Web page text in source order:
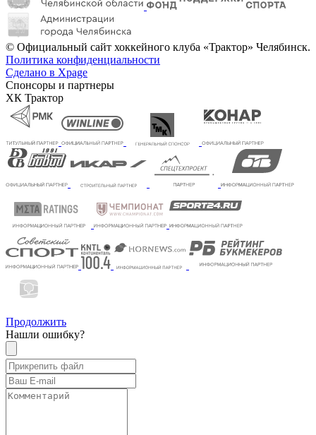
© Официальный сайт хоккейного клуба «Трактор» Челябинск.
Политика конфиденциальности
Сделано в Xpage
Спонсоры и партнеры
ХК Трактор
Продолжить
Нашли ошибку?